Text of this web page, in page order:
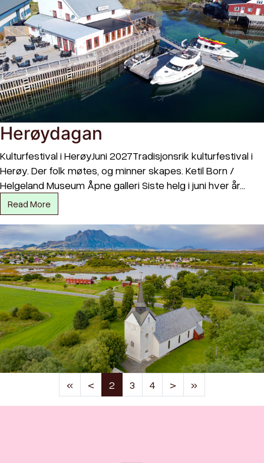
Herøydagan
Kulturfestival i HerøyJuni 2027Tradisjonsrik kulturfestival i
Herøy. Der folk møtes, og minner skapes. Ketil Born /
Helgeland Museum Åpne galleri Siste helg i juni hver år…
Read More
« < 2 (current)
3 4 > »